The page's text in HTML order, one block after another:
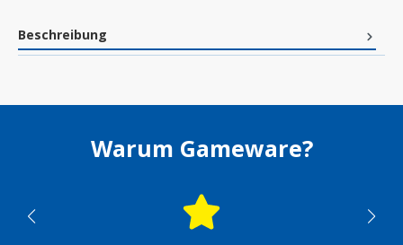
Beschreibung
Warum Gameware?